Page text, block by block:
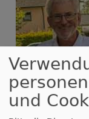
Bildrechte W.Pehnelt
und